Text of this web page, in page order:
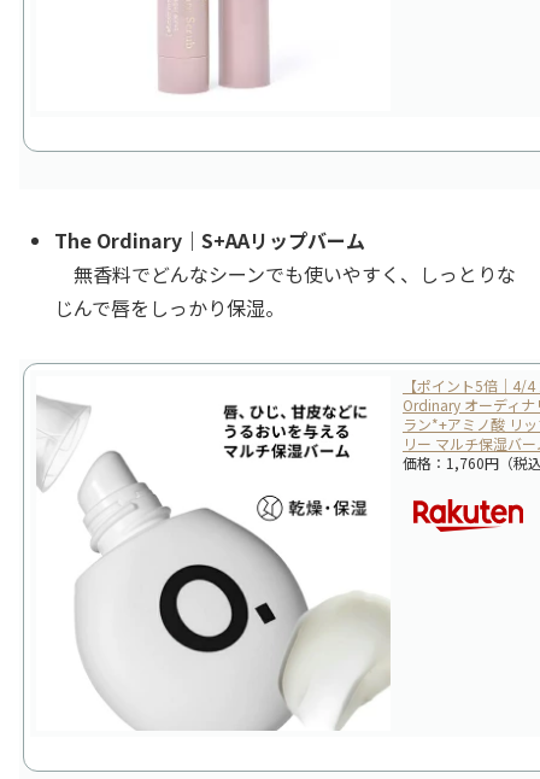
The Ordinary｜S+AAリップバーム
無香料でどんなシーンでも使いやすく、しっとりな
じんで唇をしっかり保湿。
【ポイント5倍｜4/
Ordinary オーディ
ラン*+アミノ酸 リ
リー マルチ保湿バ
価格：1,760円（税